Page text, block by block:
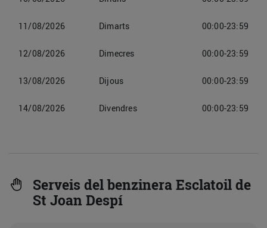
11/08/2026 Dimarts 00:00-23:59
12/08/2026 Dimecres 00:00-23:59
13/08/2026 Dijous 00:00-23:59
14/08/2026 Divendres 00:00-23:59
Serveis del benzinera Esclatoil de
St Joan Despí